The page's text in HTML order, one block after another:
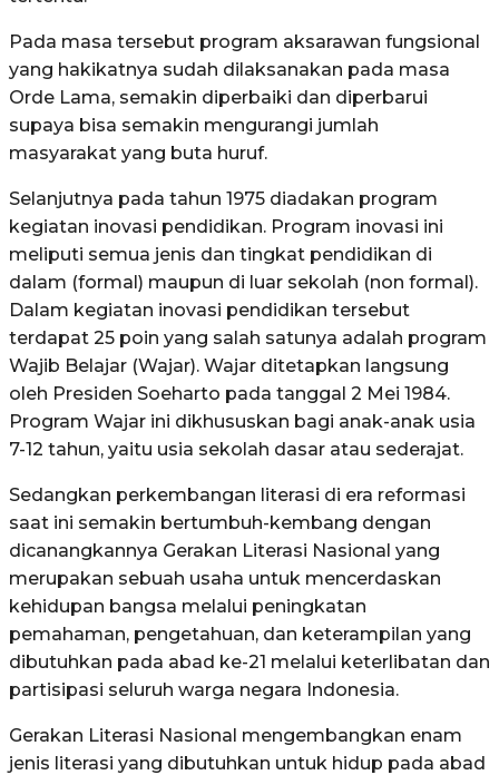
Pada masa tersebut program aksarawan fungsional
yang hakikatnya sudah dilaksanakan pada masa
Orde Lama, semakin diperbaiki dan diperbarui
supaya bisa semakin mengurangi jumlah
masyarakat yang buta huruf.
Selanjutnya pada tahun 1975 diadakan program
kegiatan inovasi pendidikan. Program inovasi ini
meliputi semua jenis dan tingkat pendidikan di
dalam (formal) maupun di luar sekolah (non formal).
Dalam kegiatan inovasi pendidikan tersebut
terdapat 25 poin yang salah satunya adalah program
Wajib Belajar (Wajar). Wajar ditetapkan langsung
oleh Presiden Soeharto pada tanggal 2 Mei 1984.
Program Wajar ini dikhususkan bagi anak-anak usia
7-12 tahun, yaitu usia sekolah dasar atau sederajat.
Sedangkan perkembangan literasi di era reformasi
saat ini semakin bertumbuh-kembang dengan
dicanangkannya Gerakan Literasi Nasional yang
merupakan sebuah usaha untuk mencerdaskan
kehidupan bangsa melalui peningkatan
pemahaman, pengetahuan, dan keterampilan yang
dibutuhkan pada abad ke-21 melalui keterlibatan dan
partisipasi seluruh warga negara Indonesia.
Gerakan Literasi Nasional mengembangkan enam
jenis literasi yang dibutuhkan untuk hidup pada abad